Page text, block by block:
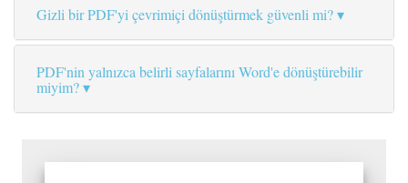
Gizli bir PDF'yi çevrimiçi dönüştürmek güvenli mi?
PDF'nin yalnızca belirli sayfalarını Word'e dönüştürebilir
miyim?